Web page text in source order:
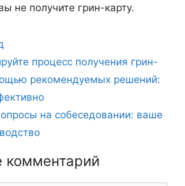
не получите грин-карту.
процесс получения грин-
рекомендуемых решений:
на собеседовании: ваше
комментарий